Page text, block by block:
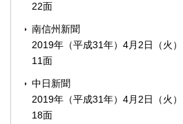
22面
南信州新聞
2019年（平成31年）4月2日（火）
11面
中日新聞
2019年（平成31年）4月2日（火）
18面